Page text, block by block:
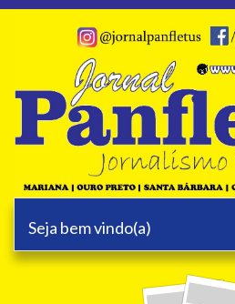
Seja bem vindo(a)